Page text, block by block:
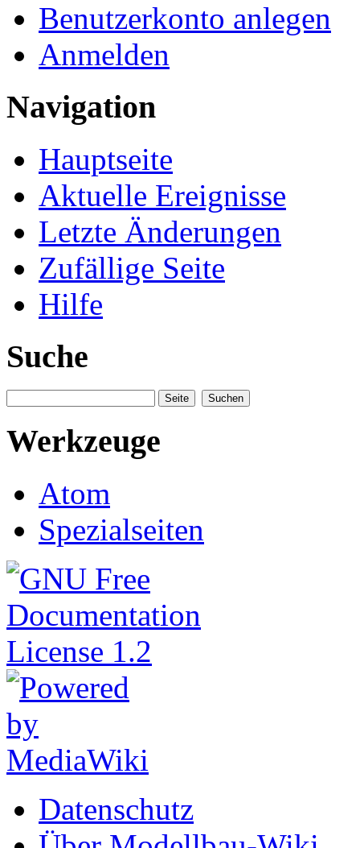
Benutzerkonto anlegen
Anmelden
Navigation
Hauptseite
Aktuelle Ereignisse
Letzte Änderungen
Zufällige Seite
Hilfe
Suche
Werkzeuge
Atom
Spezialseiten
Datenschutz